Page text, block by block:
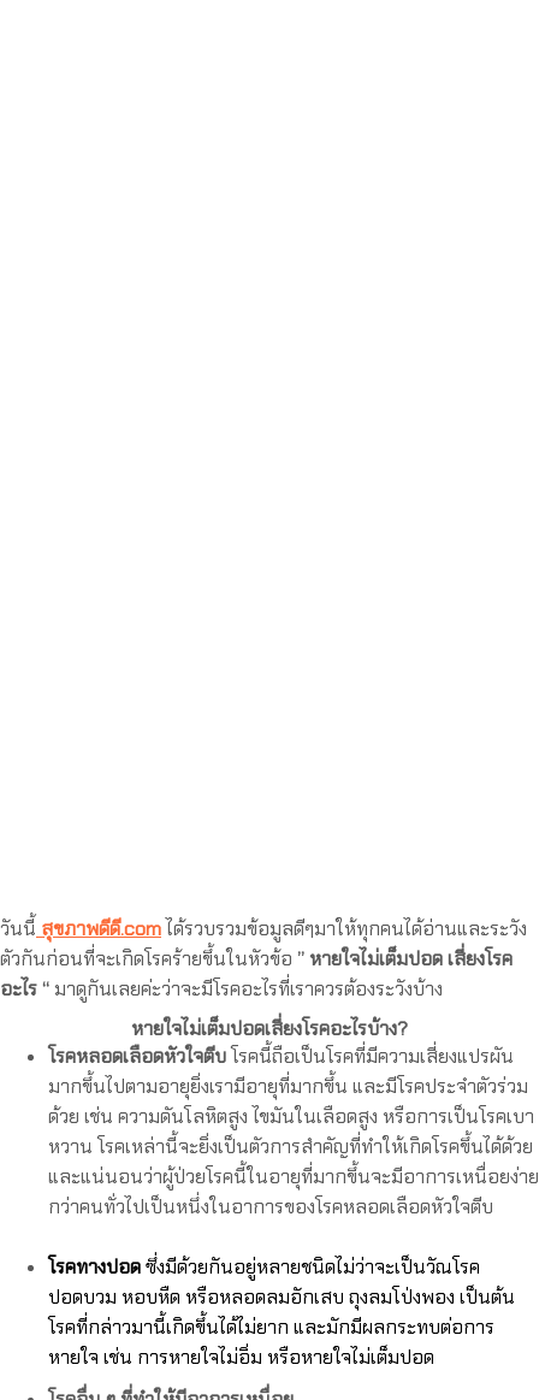
วันนี้ สุขภาพดีดี.com ได้รวบรวมข้อมูลดีๆมาให้ทุกคนได้อ่านและระวัง
ตัวกันก่อนที่จะเกิดโรคร้ายขึ้นในหัวข้อ ” หายใจไม่เต็มปอด เสี่ยงโรค
อะไร “มาดูกันเลยค่ะว่าจะมีโรคอะไรที่เราควรต้องระวังบ้าง
หายใจไม่เต็มปอดเสี่ยงโรคอะไรบ้าง?
โรคหลอดเลือดหัวใจตีบโรคนี้ถือเป็นโรคที่มีความเสี่ยงแปรผัน
มากขึ้นไปตามอายุยิ่งเรามีอายุที่มากขึ้น และมีโรคประจำตัวร่วม
ด้วย เช่น ความดันโลหิตสูง ไขมันในเลือดสูง หรือการเป็นโรคเบา
หวาน โรคเหล่านี้จะยิ่งเป็นตัวการสำคัญที่ทำให้เกิดโรคขึ้นได้ด้วย
และแน่นอนว่าผู้ป่วยโรคนี้ในอายุที่มากขึ้นจะมีอาการเหนื่อยง่าย
กว่าคนทั่วไปเป็นหนึ่งในอาการของโรคหลอดเลือดหัวใจตีบ
โรคทางปอดซึ่งมีด้วยกันอยู่หลายชนิดไม่ว่าจะเป็นวัณโรค
ปอดบวม หอบหืด หรือหลอดลมอักเสบ ถุงลมโป่งพอง เป็นต้น
โรคที่กล่าวมานี้เกิดขึ้นได้ไม่ยาก และมักมีผลกระทบต่อการ
หายใจ เช่น การหายใจไม่อิ่ม หรือหายใจไม่เต็มปอด